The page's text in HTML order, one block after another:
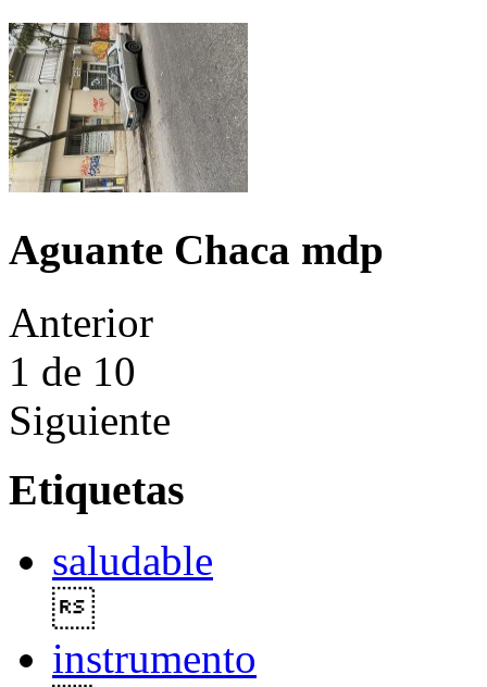
Aguante Chaca mdp
Anterior
1 de 10
Siguiente
Etiquetas
saludable
instrumento